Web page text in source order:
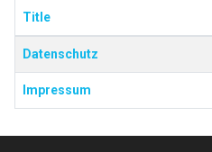
Beiträge
Title
Datenschutz
Impressum